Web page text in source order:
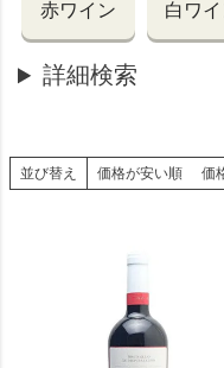
赤ワイン 白ワ
詳細検索
並び替え 価格が安い順 価